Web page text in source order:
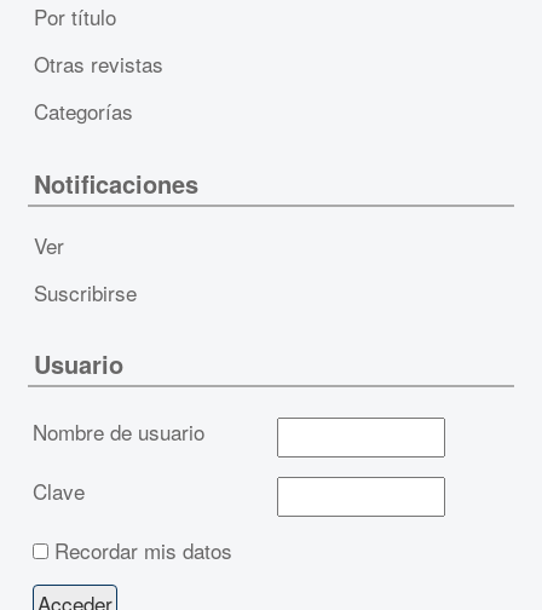
Por título
Otras revistas
Categorías
Notificaciones
Ver
Suscribirse
Usuario
Nombre de usuario
Clave
Recordar mis datos